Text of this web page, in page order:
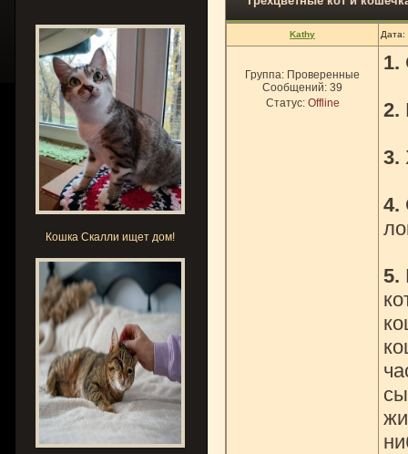
Кошка Скалли ищет дом!
Kathy
Группа: Проверенные
Сообщений: 39
Статус: Offline
1.
2.
3.
4.
5.